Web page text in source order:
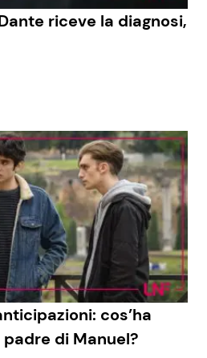
riceve la diagnosi,
cos’ha
di Manuel?